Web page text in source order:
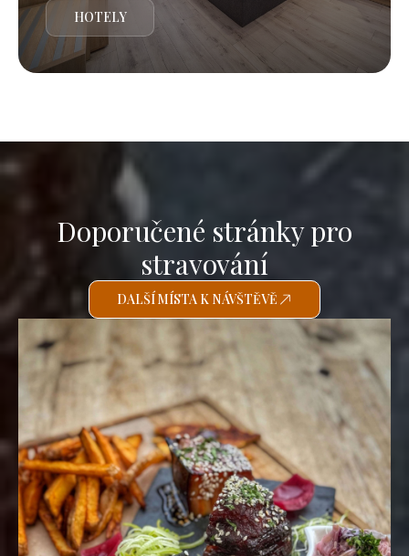
HOTELY
Doporučené stránky pro
stravování
DALŠÍ MÍSTA K NÁVŠTĚVĚ